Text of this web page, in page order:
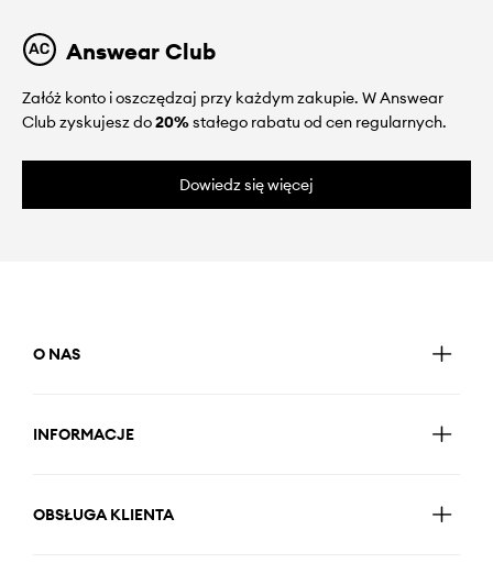
Answear Club
Załóż konto i oszczędzaj przy każdym zakupie. W Answear
Club zyskujesz do20%stałego rabatu od cen regularnych.
Dowiedz się więcej
O NAS
INFORMACJE
OBSŁUGA KLIENTA